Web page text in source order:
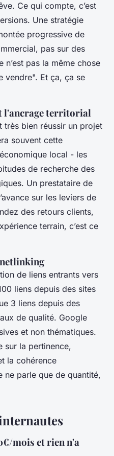
Ce qui compte, c’est
Une stratégie
progressive de
pas sur des
n’est pas la même chose
vendre". Et ça, ça se
l'ancrage territorial
très bien réussir un projet
souvent cette
local - les
de recherche des
Un prestataire de
sur les leviers de
des retours clients,
terrain, c’est ce
de liens entrants vers
liens depuis des sites
3 liens depuis des
de qualité. Google
et non thématiques.
sur la pertinence,
la cohérence
ne parle que de quantité,
mois et rien n'a